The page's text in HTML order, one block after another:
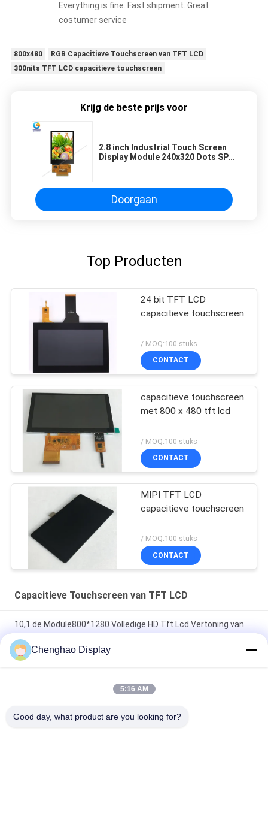
Everything is fine. Fast shipment. Great
costumer service
800x480
RGB Capacitieve Touchscreen van TFT LCD
300nits TFT LCD capacitieve touchscreen
Krijg de beste prijs voor
2.8 inch Industrial Touch Screen
Display Module 240x320 Dots SPI
Doorgaan
Top Producten
24 bit TFT LCD
capacitieve touchscreen
/ MOQ:100 stuks
CONTACT
capacitieve touchscreen
met 800 x 480 tft lcd
/ MOQ:100 stuks
CONTACT
MIPI TFT LCD
capacitieve touchscreen
/ MOQ:100 stuks
CONTACT
Capacitieve Touchscreen van TFT LCD
10,1 de Module800*1280 Volledige HD Tft Lcd Vertoning van
het duim Capacitieve Touche screen
3.5" CTP Industrial Capacitive Touch Screen 320x480
RGB Interface
Chenghao Display
5:16 AM
Good day, what product are you looking for?